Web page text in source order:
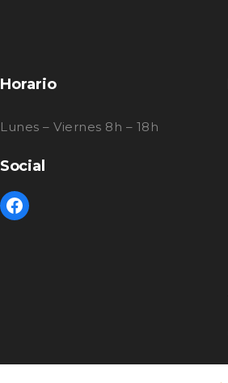
Horario
Lunes – Viernes 8h – 18h
Social